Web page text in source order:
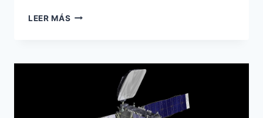
LEER MÁS ASTRA
4A,